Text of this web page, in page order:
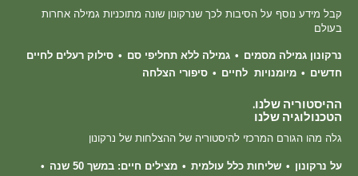
קבל מידע נוסף על הסיבות לכך שנרקונון שונה מתוכניות גמילה אחרות
בעולם
נרקונון גמילה מסמים גמילה ללא תחליפי סם
סילוק רעלים לחיים
חדשים
מיומנויות לחיים סיפורי הצלחה
ההיסטוריה שלנו.
הטכנולוגיה שלנו
גלה מהו הגורם המרכזי להיסטוריה של ההצלחות של נרקונון
על נרקונון שליחות כלל עולמית
מצילים חיים: במשך 50 שנה